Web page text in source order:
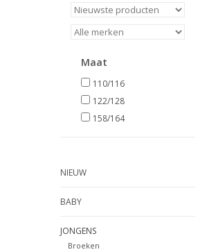
Maat
110/116
122/128
158/164
NIEUW
BABY
JONGENS
Broeken